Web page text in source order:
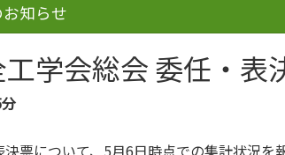
知らせ
学会総会 委任・表
票について、5月6日時点での集計状況を